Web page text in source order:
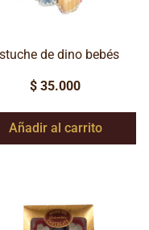
de dino bebés
$ 35.000
Añadir al carrito